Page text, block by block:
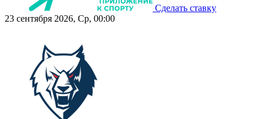
Сделать ставку
23 сентября 2026, Ср, 00:00